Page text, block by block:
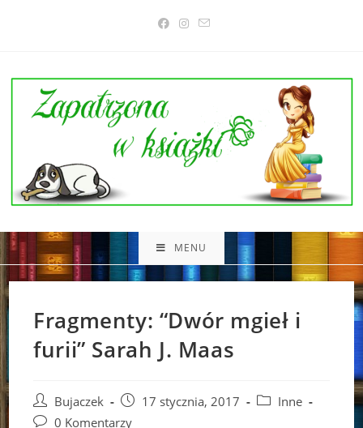
MENU
Fragmenty: “Dwór mgieł i
furii” Sarah J. Maas
Post
author:
Bujaczek
Post
published:
17 stycznia, 2017
PostInne
Post0 Komentarzy